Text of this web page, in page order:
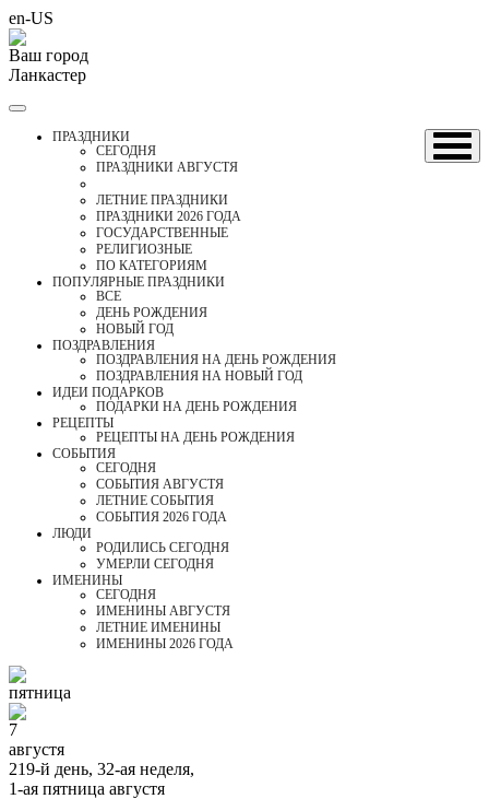
en-US
Ваш город
Ланкастер
ПРАЗДНИКИ
CЕГОДНЯ
ПРАЗДНИКИ АВГУСТЯ
ЛЕТНИЕ ПРАЗДНИКИ
ПРАЗДНИКИ 2026 ГОДА
ГОСУДАРСТВЕННЫЕ
РЕЛИГИОЗНЫЕ
ПО КАТЕГОРИЯМ
ПОПУЛЯРНЫЕ ПРАЗДНИКИ
ВСЕ
ДЕНЬ РОЖДЕНИЯ
НОВЫЙ ГОД
ПОЗДРАВЛЕНИЯ
ПОЗДРАВЛЕНИЯ НА ДЕНЬ РОЖДЕНИЯ
ПОЗДРАВЛЕНИЯ НА НОВЫЙ ГОД
ИДЕИ ПОДАРКОВ
ПОДАРКИ НА ДЕНЬ РОЖДЕНИЯ
РЕЦЕПТЫ
РЕЦЕПТЫ НА ДЕНЬ РОЖДЕНИЯ
СОБЫТИЯ
CЕГОДНЯ
СОБЫТИЯ АВГУСТЯ
ЛЕТНИЕ СОБЫТИЯ
СОБЫТИЯ 2026 ГОДА
ЛЮДИ
РОДИЛИСЬ СЕГОДНЯ
УМЕРЛИ СЕГОДНЯ
ИМЕНИНЫ
CЕГОДНЯ
ИМЕНИНЫ АВГУСТЯ
ЛЕТНИЕ ИМЕНИНЫ
ИМЕНИНЫ 2026 ГОДА
пятница
7
августя
219-й день, 32-ая неделя,
1-ая пятница августя